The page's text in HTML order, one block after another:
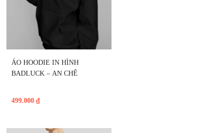
ÁO HOODIE IN HÌNH
BADLUCK – AN CHÊ
499.000 ₫